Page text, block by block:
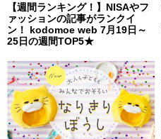
【週間ランキング！】NISAやフ
ァッションの記事がランクイ
ン！ kodomoe web 7月19日～
25日の週間TOP5★